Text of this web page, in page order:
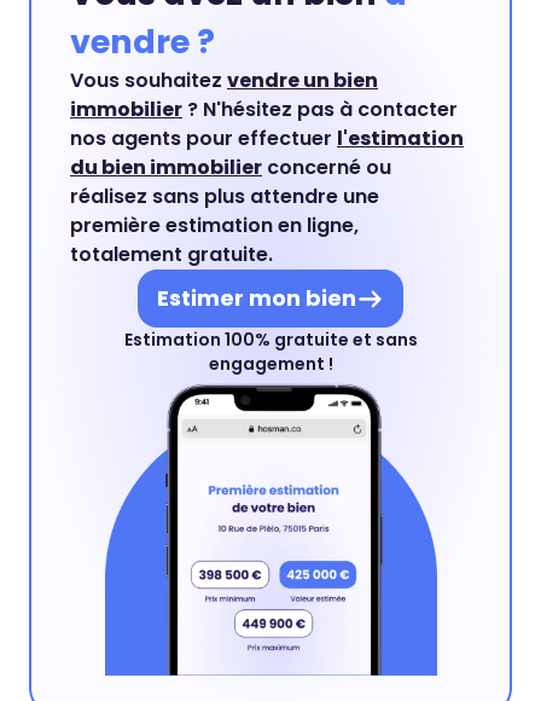
vendre ?
Vous souhaitez vendre un bien
immobilier ? N'hésitez pas à contacter
nos agents pour effectuer l'estimation
du bien immobilier concerné ou
réalisez sans plus attendre une
première estimation en ligne,
totalement gratuite.
Estimer mon bien
Estimation 100% gratuite et sans
engagement !